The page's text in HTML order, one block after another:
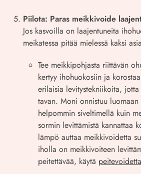
Piilota: Paras meikkivoide
Jos kasvoilla on laajentuneita
meikatessa pitää mielessä kaksi
Tee meikkipohjasta riittävän
kertyy ihohuokosiin ja
erilaisia levitystekniikoita,
tavan. Moni onnistuu
helpommin siveltimellä kuin
sormin levittämistä kannattaa
lämpö auttaa meikkivoidetta
iholla on meikkivoiteen
peitettävää, käytä peitevoidetta